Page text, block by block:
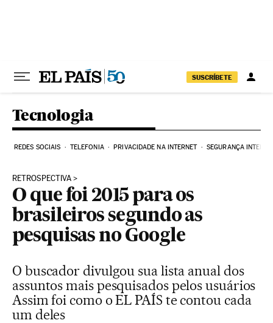
SUSCRÍBETE
Tecnologia
REDES SOCIAIS TELEFONIA PRIVACIDADE NA INTERNET SEGURANÇA
RETROSPECTIVA
O que foi 2015 para os
brasileiros segundo as
pesquisas no Google
O buscador divulgou sua lista anual dos
assuntos mais pesquisados pelos usuários
Assim foi como o EL PAÍS te contou cada
um deles